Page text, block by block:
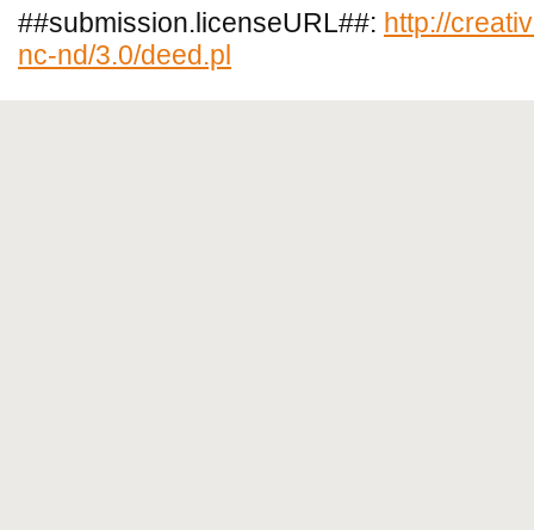
##submission.licenseURL##: http://
nc-nd/3.0/deed.pl